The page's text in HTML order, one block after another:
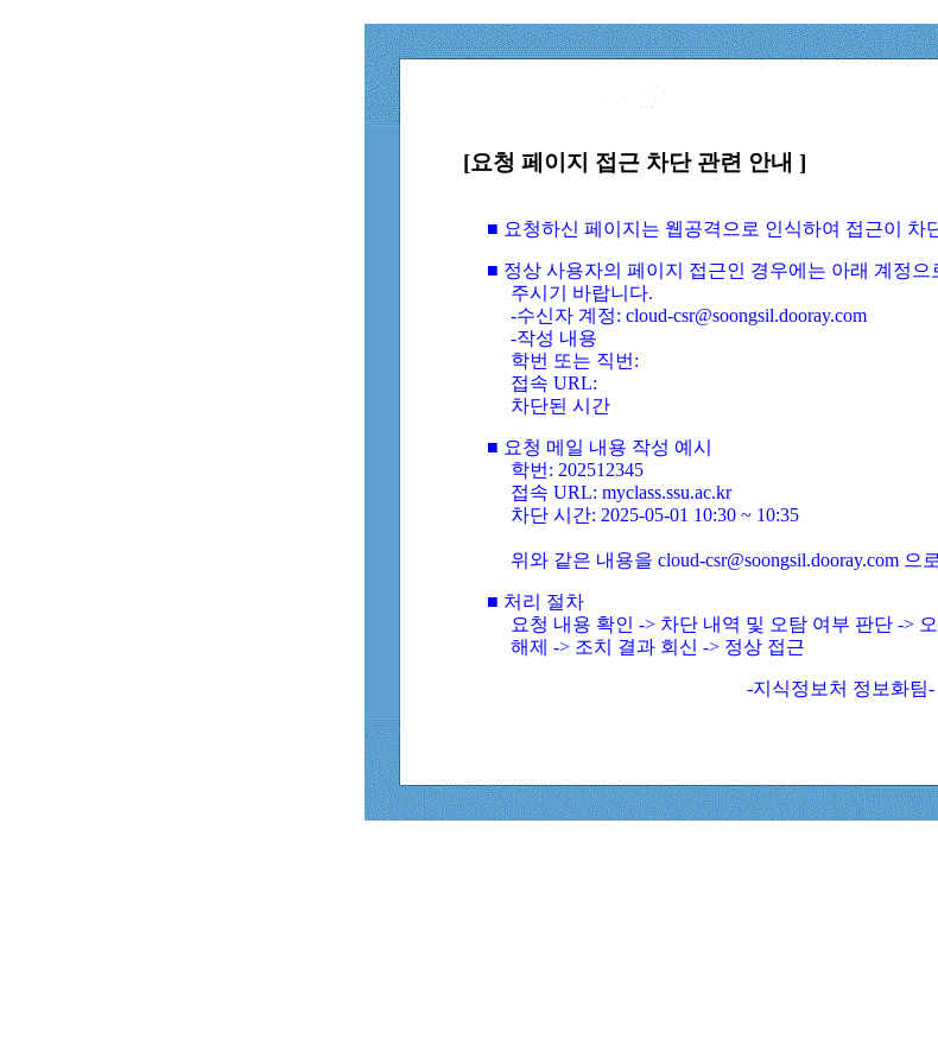
[요청 페이지 접근 차단 관련 안내 ]
■ 요청하신 페이지는 웹공격으로 인식하여 접근이 차
■ 정상 사용자의 페이지 접근인 경우에는 아래 계정으
주시기 바랍니다.
-수신자 계정: cloud-csr@soongsil.dooray.com
-작성 내용
학번 또는 직번:
접속 URL:
차단된 시간
■ 요청 메일 내용 작성 예시
학번: 202512345
접속 URL: myclass.ssu.ac.kr
차단 시간: 2025-05-01 10:30 ~ 10:35
위와 같은 내용을 cloud-csr@soongsil.dooray.com
■ 처리 절차
요청 내용 확인 -> 차단 내역 및 오탐 여부 판단 ->
해제 -> 조치 결과 회신 -> 정상 접근
-지식정보처 정보화팀-